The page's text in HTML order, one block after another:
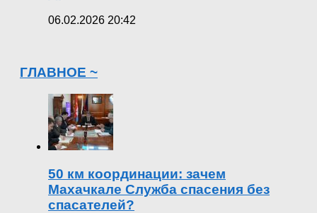
06.02.2026 20:42
ГЛАВНОЕ ~
50 км координации: зачем
Махачкале Служба спасения без
спасателей?